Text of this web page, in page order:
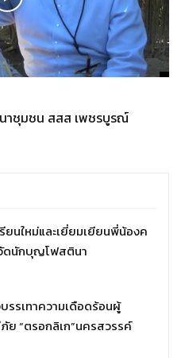
าชุมชน สสส เพชรบูรณ์
ยนใหม่และเยี่ยมเยียนพี่น้องค
นักบุญโฟสตินา
รรเทาความเดือดร้อนผู้
ย “ตรอกลิเก”นครสวรรค์